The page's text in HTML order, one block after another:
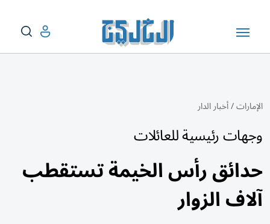
الإمارات/أخبار الدار
وجهات رئيسية للعائلات
حدائق رأس الخيمة تستقطب
آلاف الزوار